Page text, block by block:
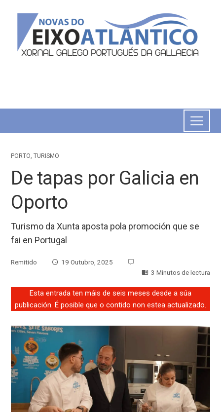
PORTO,TURISMO
De tapas por Galicia en
Oporto
Turismo da Xunta aposta pola promoción que se
fai en Portugal
Remitido
19 Outubro, 2025
3 Minutos de lectura
Esta entrada ten máis de seis meses desde a súa
publicación. É posible que o contido non estea actualizado.